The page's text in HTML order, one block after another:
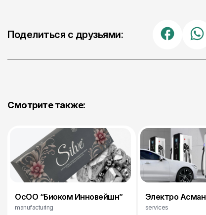
Поделиться с друзьями:
Смотрите также:
ОсОО “Биоком Инновейшн”
manufacturing
Электро Асман
services